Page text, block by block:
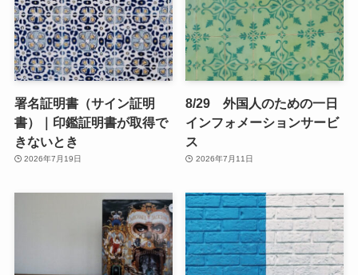
署名証明書（サイン証明
書）｜印鑑証明書が取得で
きないとき
2026年7月19日
8/29 外国人のための一日
インフォメーションサービ
ス
2026年7月11日